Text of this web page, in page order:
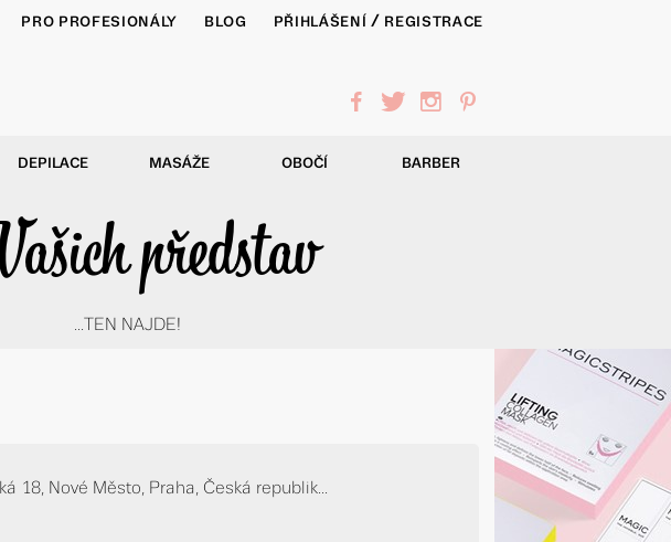
PRO PROFESIONÁLY BLOG PŘIHLÁŠENÍ / REGISTRACE
f t i p
DEPILACE MASÁŽE OBOČÍ BARBER
představ
...TEN NAJDE!
18, Nové Město, Praha, Česká republik...